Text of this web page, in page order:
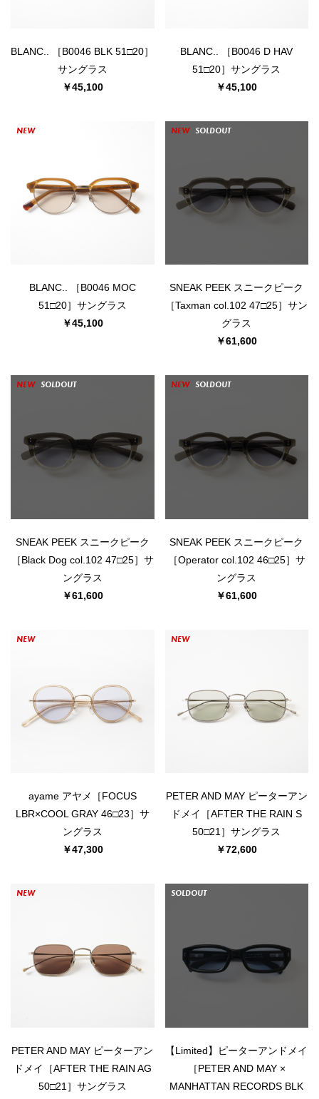
BLANC.. ［B0046 BLK 51□20］
サングラス
￥45,100
BLANC.. ［B0046 D HAV
51□20］サングラス
￥45,100
NEW
BLANC.. ［B0046 MOC
51□20］サングラス
￥45,100
NEW SOLDOUT
SNEAK PEEK スニークピーク
［Taxman col.102 47□25］サン
グラス
￥61,600
NEW SOLDOUT
SNEAK PEEK スニークピーク
［Black Dog col.102 47□25］サ
ングラス
￥61,600
NEW SOLDOUT
SNEAK PEEK スニークピーク
［Operator col.102 46□25］サ
ングラス
￥61,600
NEW
ayame アヤメ［FOCUS
LBR×COOL GRAY 46□23］サ
ングラス
￥47,300
NEW
PETER AND MAY ピーターアン
ドメイ［AFTER THE RAIN S
50□21］サングラス
￥72,600
NEW
PETER AND MAY ピーターアン
ドメイ［AFTER THE RAIN AG
50□21］サングラス
SOLDOUT
【Limited】ピーターアンドメイ
［PETER AND MAY ×
MANHATTAN RECORDS BLK